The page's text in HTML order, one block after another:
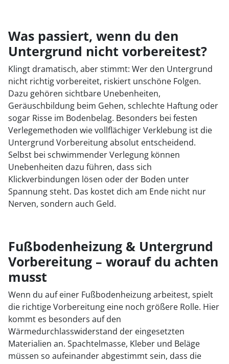
Was passiert, wenn du den
Untergrund nicht vorbereitest?
Klingt dramatisch, aber stimmt: Wer den Untergrund
nicht richtig vorbereitet, riskiert unschöne Folgen.
Dazu gehören sichtbare Unebenheiten,
Geräuschbildung beim Gehen, schlechte Haftung oder
sogar Risse im Bodenbelag. Besonders bei festen
Verlegemethoden wie vollflächiger Verklebung ist die
Untergrund Vorbereitung absolut entscheidend.
Selbst bei schwimmender Verlegung können
Unebenheiten dazu führen, dass sich
Klickverbindungen lösen oder der Boden unter
Spannung steht. Das kostet dich am Ende nicht nur
Nerven, sondern auch Geld.
Fußbodenheizung & Untergrund
Vorbereitung – worauf du achten
musst
Wenn du auf einer Fußbodenheizung arbeitest, spielt
die richtige Vorbereitung eine noch größere Rolle. Hier
kommt es besonders auf den
Wärmedurchlasswiderstand der eingesetzten
Materialien an. Spachtelmasse, Kleber und Beläge
müssen so aufeinander abgestimmt sein, dass die